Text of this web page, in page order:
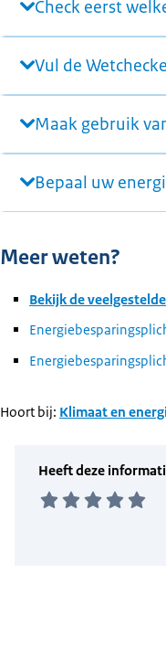
Check eerst
Vul de
Maak gebruik
Bepaal uw
Meer weten?
Bekijk de
Hoort bij: Klimaat en